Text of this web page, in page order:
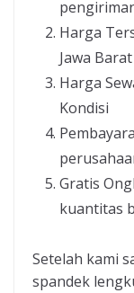
Harga
Jawa Barat
Harga
Kondisi
Gratis
kuantitas
Setelah kami
spandek